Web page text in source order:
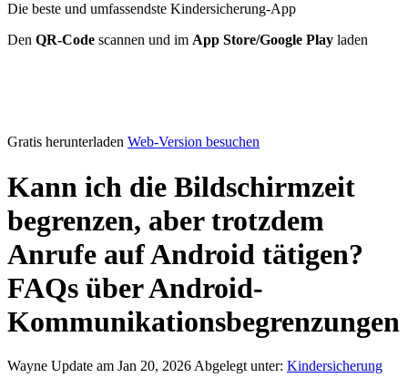
Die beste und umfassendste Kindersicherung-App
Den QR-Code scannen und im App Store/Google Play laden
Gratis herunterladen Web-Version besuchen
Kann ich die Bildschirmzeit
begrenzen, aber trotzdem
Anrufe auf Android tätigen?
FAQs über Android-
Kommunikationsbegrenzungen
Wayne Update am Jan 20, 2026 Abgelegt unter: Kindersicherung